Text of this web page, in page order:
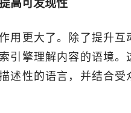
目标受众。
高可发现性
用更大了。除了提升互
引擎理解内容的语境。
述性的语言，并结合受